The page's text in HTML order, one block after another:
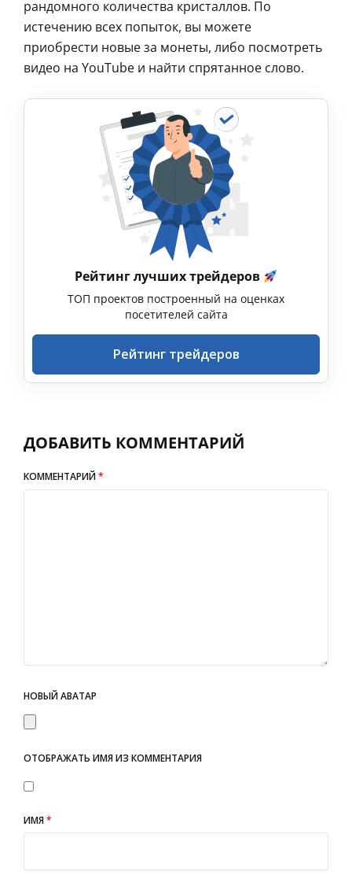
рандомного количества кристаллов. По
истечению всех попыток, вы можете
приобрести новые за монеты, либо посмотреть
видео на YouTube и найти спрятанное слово.
Рейтинг лучших трейдеров
ТОП проектов построенный на оценках
посетителей сайта
Рейтинг трейдеров
ДОБАВИТЬ КОММЕНТАРИЙ
КОММЕНТАРИЙ*
НОВЫЙ АВАТАР
ОТОБРАЖАТЬ ИМЯ ИЗ КОММЕНТАРИЯ
ИМЯ*